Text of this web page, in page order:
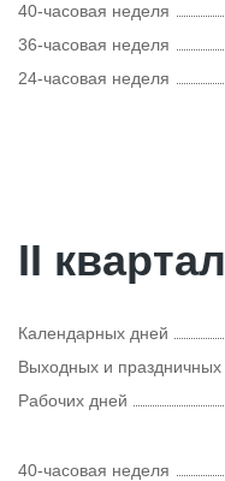
40-часовая неделя
36-часовая неделя
24-часовая неделя
II квартал
Календарных дней
Выходных и праздничных
Рабочих дней
40-часовая неделя